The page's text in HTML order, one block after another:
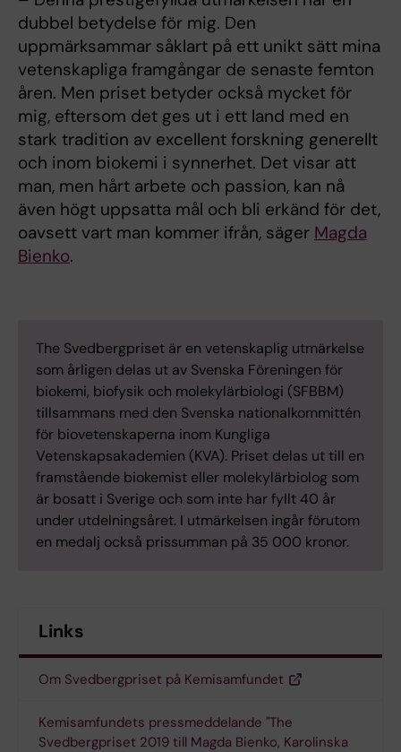
dubbel betydelse för mig. Den
uppmärksammar såklart på ett unikt sätt mina
vetenskapliga framgångar de senaste femton
åren. Men priset betyder också mycket för
mig, eftersom det ges ut i ett land med en
stark tradition av excellent forskning generellt
och inom biokemi i synnerhet. Det visar att
man, men hårt arbete och passion, kan nå
även högt uppsatta mål och bli erkänd för det,
oavsett vart man kommer ifrån, säger Magda
Bienko.
The Svedbergpriset är en vetenskaplig utmärkelse
som årligen delas ut av Svenska Föreningen för
biokemi, biofysik och molekylärbiologi (SFBBM)
tillsammans med den Svenska nationalkommittén
för biovetenskaperna inom Kungliga
Vetenskapsakademien (KVA). Priset delas ut till en
framstående biokemist eller molekylärbiolog som
är bosatt i Sverige och som inte har fyllt 40 år
under utdelningsåret. I utmärkelsen ingår förutom
en medalj också prissumman på 35 000 kronor.
Links
Om Svedbergpriset på Kemisamfundet
Kemisamfundets pressmeddelande "The
Svedbergpriset 2019 till Magda Bienko, Karolinska